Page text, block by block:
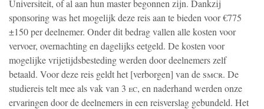
Universiteit, of al aan hun master begonnen zijn. Dankzij
sponsoring was het mogelijk deze reis aan te bieden voor €775
±150 per deelnemer. Onder dit bedrag vallen alle kosten voor
vervoer, overnachting en dagelijks eetgeld. De kosten voor
mogelijke vrijetijdsbesteding werden door deelnemers zelf
betaald. Voor deze reis geldt het [verborgen] van desmcr. De
studiereis telt mee als vak van 3 ec, en naderhand werden onze
ervaringen door de deelnemers in een reisverslag gebundeld. Het